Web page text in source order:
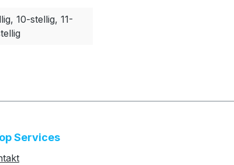
10-stellig, 11-
Services